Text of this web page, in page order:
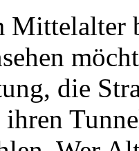
Mittelalter
die